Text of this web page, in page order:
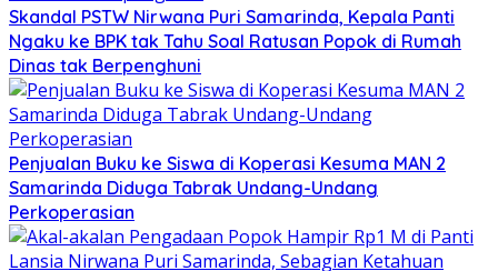
Skandal PSTW Nirwana Puri Samarinda, Kepala Panti
Ngaku ke BPK tak Tahu Soal Ratusan Popok di Rumah
Dinas tak Berpenghuni
Penjualan Buku ke Siswa di Koperasi Kesuma MAN 2
Samarinda Diduga Tabrak Undang-Undang
Perkoperasian